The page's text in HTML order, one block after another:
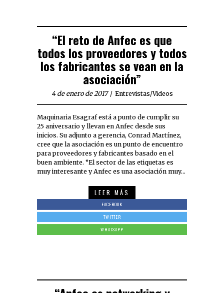
“El reto de Anfec es que
todos los proveedores y todos
los fabricantes se vean en la
asociación”
4 de enero de 2017 Entrevistas/Videos
Maquinaria Esagraf está a punto de cumplir su
25 aniversario y llevan en Anfec desde sus
inicios. Su adjunto a gerencia, Conrad Martínez,
cree que la asociación es un punto de encuentro
para proveedores y fabricantes basado en el
buen ambiente. “El sector de las etiquetas es
muy interesante y Anfec es una asociación muy…
LEER MÁS
FACEBOOK
TWITTER
WHATSAPP